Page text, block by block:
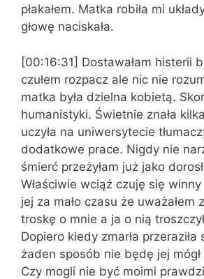
płakałem. Matka robiła mi
głowę naciskała.
[00:16:31] Dostawałam histerii
czułem rozpacz ale nic nie
matka była dzielna kobietą.
humanistyki. Świetnie znała
uczyła na uniwersytecie
dodatkowe prace. Nigdy nie
śmierć przeżyłam już jako
Właściwie wciąż czuję się winny
jej za mało czasu że uważałem
troskę o mnie a ja o nią
Dopiero kiedy zmarła przeraziła
żaden sposób nie będę jej
Czy mogli nie być moimi